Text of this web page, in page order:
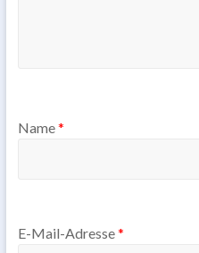
Name*
E-Mail-Adresse*